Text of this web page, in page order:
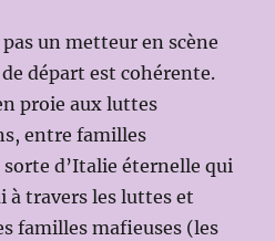
un metteur en scène
départ est cohérente.
proie aux luttes
entre familles
d’Italie éternelle qui
à travers les luttes et
familles mafieuses (les